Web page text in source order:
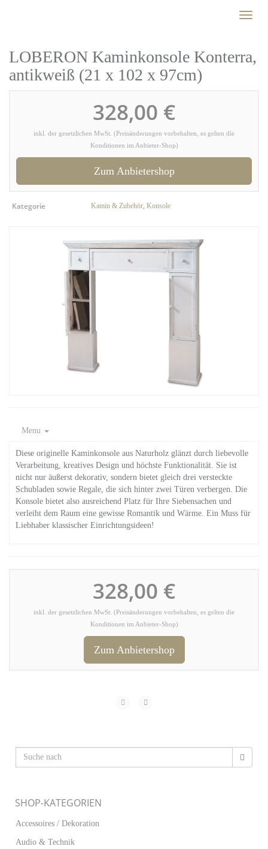
Toggle
LOBERON Kaminkonsole Konterra,
antikweiß (21 x 102 x 97cm)
328,00 €
inkl. der gesetzlichen MwSt. (Preisänderungen vorbehalten, es gelten die
Konditionen im Anbieter-Shop)
Zum Anbietershop
Kategorie Kamin & Zubehör, Konsole
Menu
Diese originelle Kaminkonsole aus Naturholz glänzt durch liebevolle
Verarbeitung, kreatives Design und höchste Funktionalität. Sie ist
nicht nur äußerst dekorativ, sondern bietet gleich drei versteckte
Schubladen sowie Regale, die sich hinter zwei Türen verbergen. Die
Konsole bietet also ausreichend Platz für Ihre Siebensachen und
verleiht dem Raum eine gewisse Romantik und Wärme. Ein Muss für
Liebhaber klassischer Einrichtungsideen!
328,00 €
inkl. der gesetzlichen MwSt. (Preisänderungen vorbehalten, es gelten die
Konditionen im Anbieter-Shop)
Zum Anbietershop
SHOP-KATEGORIEN
Accessoires / Dekoration
Audio & Technik